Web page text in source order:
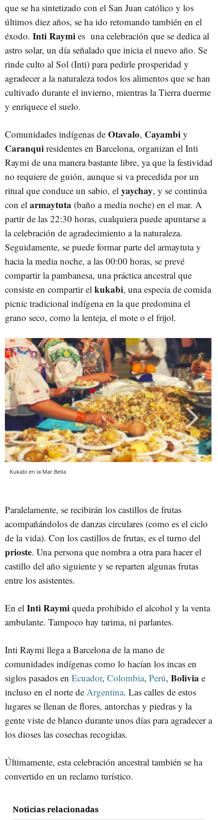
que se ha sintetizado con el San Juan católico y los
últimos diez años, se ha ido retomando también en el
éxodo. Inti Raymi es una celebración que se dedica al
astro solar, un día señalado que inicia el nuevo año. Se
rinde culto al Sol (Inti) para pedirle prosperidad y
agradecer a la naturaleza todos los alimentos que se han
cultivado durante el invierno, mientras la Tierra duerme
y enriquece el suelo.
Comunidades indígenas de Otavalo, Cayambi y
Caranqui residentes en Barcelona, organizan el Inti
Raymi de una manera bastante libre, ya que la festividad
no requiere de guión, aunque si va precedida por un
ritual que conduce un sabio, el yaychay, y se continúa
con el armaytuta (baño a media noche) en el mar. A
partir de las 22:30 horas, cualquiera puede apuntarse a
la celebración de agradecimiento a la naturaleza.
Seguidamente, se puede formar parte del armaytuta y
hacia la media noche, a las 00:00 horas, se prevé
compartir la pambanesa, una práctica ancestral que
consiste en compartir el kukabi, una especia de comida
picnic tradicional indígena en la que predomina el
grano seco, como la lenteja, el mote o el frijol.
Kukabi en la Mar Bella
Paralelamente, se recibirán los castillos de frutas
acompañándolos de danzas circulares (como es el ciclo
de la vida). Con los castillos de frutas, es el turno del
prioste. Una persona que nombra a otra para hacer el
castillo del año siguiente y se reparten algunas frutas
entre los asistentes.
En el Inti Raymi queda prohibido el alcohol y la venta
ambulante. Tampoco hay tarima, ni parlantes.
Inti Raymi llega a Barcelona de la mano de
comunidades indígenas como lo hacían los incas en
siglos pasados en Ecuador, Colombia, Perú, Bolivia e
incluso en el norte de Argentina. Las calles de estos
lugares se llenan de flores, antorchas y piedras y la
gente viste de blanco durante unos días para agradecer a
los dioses las cosechas recogidas.
Últimamente, esta celebración ancestral también se ha
convertido en un reclamo turístico.
Noticias relacionadas